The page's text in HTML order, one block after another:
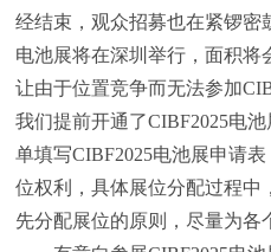
经结束，观众招募也在紧锣密
电池展将在深圳举行，面积将
让由于位置竞争而无法参加
我们提前开通了CIBF2025电
单填写CIBF2025电池展申请
位权利，具体展位分配过程中
先分配展位的原则，尽量为各